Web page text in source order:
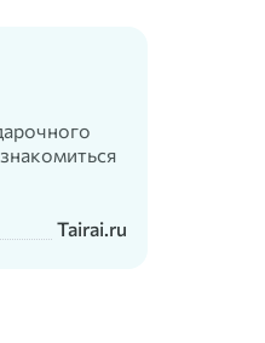
Tairai.ru